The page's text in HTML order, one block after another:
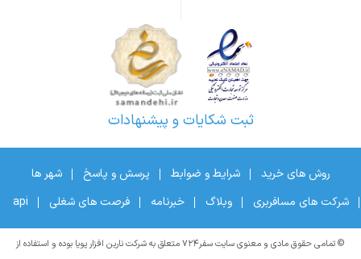
ثبت شکایات و پیشنهادات
روش های خرید شرایط و ضوابط پرسش و پاسخ
شهر ها
شرکت های مسافربری
وبلاگ خبرنامه فرصت های شغلی api
© تمامی حقوق مادی و معنوی سایت سفر۷۲۴ متعلق به شرکت نارین افزار پویا بوده و استفاده از